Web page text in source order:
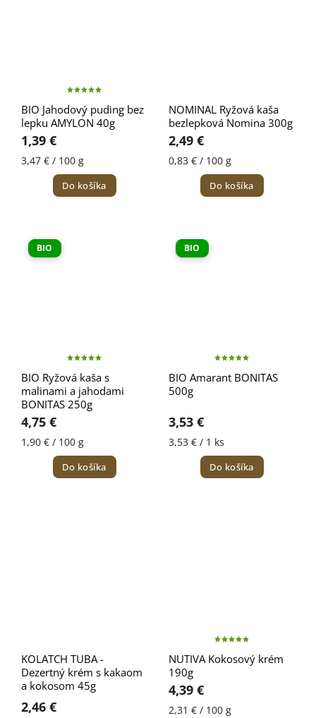
BIO Jahodový puding bez
lepku AMYLON 40g
1,39 €
3,47 € / 100 g
Do košíka
NOMINAL Ryžová kaša
bezlepková Nomina 300g
2,49 €
0,83 € / 100 g
Do košíka
BIO
BIO Ryžová kaša s
malinami a jahodami
BONITAS 250g
4,75 €
1,90 € / 100 g
Do košíka
BIO
BIO Amarant BONITAS
500g
3,53 €
3,53 € / 1 ks
Do košíka
KOLATCH TUBA -
Dezertný krém s kakaom
a kokosom 45g
2,46 €
NUTIVA Kokosový krém
190g
4,39 €
2,31 € / 100 g